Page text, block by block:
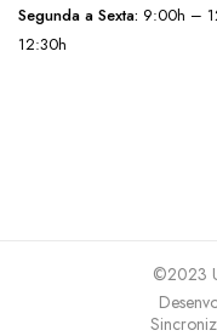
Segunda a Sexta: 9:00h –
12:30h
©2023